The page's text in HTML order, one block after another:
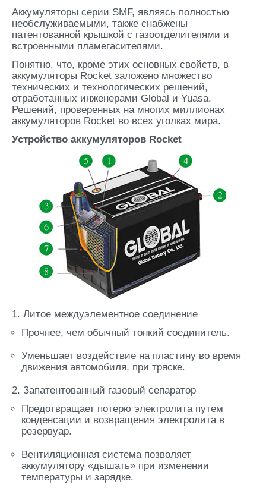
Аккумуляторы серии SMF, являясь полностью
необслуживаемыми, также снабжены
патентованной крышкой с газоотделителями и
встроенными пламегасителями.
Понятно, что, кроме этих основных свойств, в
аккумуляторы Rocket заложено множество
технических и технологических решений,
отработанных инженерами Global и Yuasa.
Решений, проверенных на многих миллионах
аккумуляторов Rocket во всех уголках мира.
Устройство аккумуляторов Rocket
1. Литое междуэлементное соединение
Прочнее, чем обычный тонкий соединитель.
Уменьшает воздействие на пластину во время
движения автомобиля, при тряске.
2. Запатентованный газовый сепаратор
Предотвращает потерю электролита путем
конденсации и возвращения электролита в
резервуар.
Вентиляционная система позволяет
аккумулятору «дышать» при изменении
температуры и зарядке.